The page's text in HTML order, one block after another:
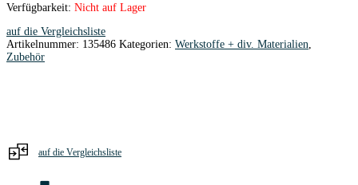
Verfügbarkeit: Nicht auf Lager
auf die Vergleichsliste
Artikelnummer: 135486 Kategorien: Werkstoffe + div. Materialien
Zubehör
auf die Vergleichsliste